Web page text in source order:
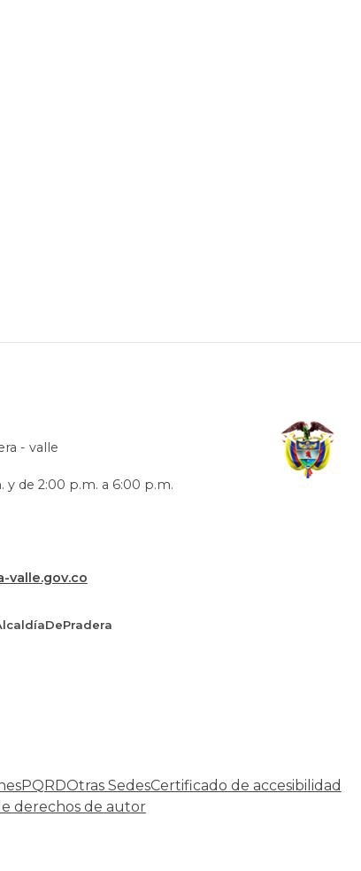
- valle
y de 2:00 p.m. a 6:00 p.m.
valle.gov.co
PQRDOtras SedesCertificado de accesibilidad
derechos de autor